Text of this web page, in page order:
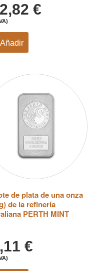
€
Añadir
de plata de una onza
de la refinería
PERTH MINT
€